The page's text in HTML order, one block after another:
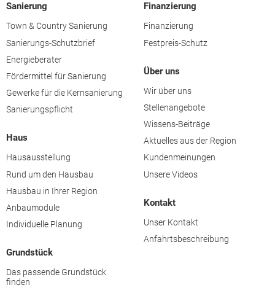
Sanierung
Town & Country Sanierung
Sanierungs-Schutzbrief
Energieberater
Fördermittel für Sanierung
Gewerke für die Kernsanierung
Sanierungspflicht
Haus
Hausausstellung
Rund um den Hausbau
Hausbau in Ihrer Region
Anbaumodule
Individuelle Planung
Grundstück
Das passende Grundstück
finden
Finanzierung
Finanzierung
Festpreis-Schutz
Über uns
Wir über uns
Stellenangebote
Wissens-Beiträge
Aktuelles aus der Region
Kundenmeinungen
Unsere Videos
Kontakt
Unser Kontakt
Anfahrtsbeschreibung